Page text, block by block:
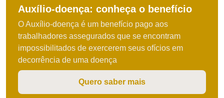
Auxílio-doença: conheça o benefício
O Auxílio-doença é um benefício pago aos
trabalhadores assegurados que se encontram
impossibilitados de exercerem seus ofícios em
decorrência de uma doença
Quero saber mais